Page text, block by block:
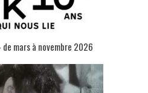
mars à novembre 2026